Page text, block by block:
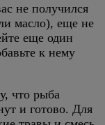
не получился
масло), еще не
еще один
к нему
что рыба
и готово. Для